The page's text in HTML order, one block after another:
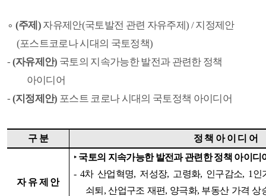
∘ (주제 ) 자유제안(국토발전 관련 자유주제) /지정제안
(포스트코로나 시대의 국토정책)
- (자유제안) 국토의 지속가능한 발전과 관련한 정책
아이디어
- (지정제안) 포스트 코로나 시대의 국토정책 아이디어
구 분 정 책 아 이 디 어
자 유 제 안
‣ 국토의 지속가능한 발전과 관련한 정책 아이디
- 4차 산업혁명, 저성장, 고령화, 인구감소, 1 인
쇠퇴 ,산업구조 재편, 양극화, 부동산 가격 상